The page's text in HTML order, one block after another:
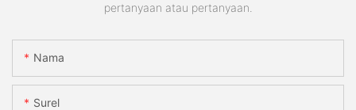
pertanyaan atau pertanyaan.
Nama
Surel